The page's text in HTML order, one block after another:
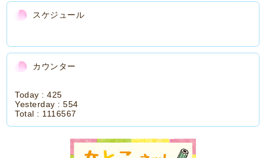
スケジュール
カウンター
Today :425
Yesterday :554
Total : 1116567